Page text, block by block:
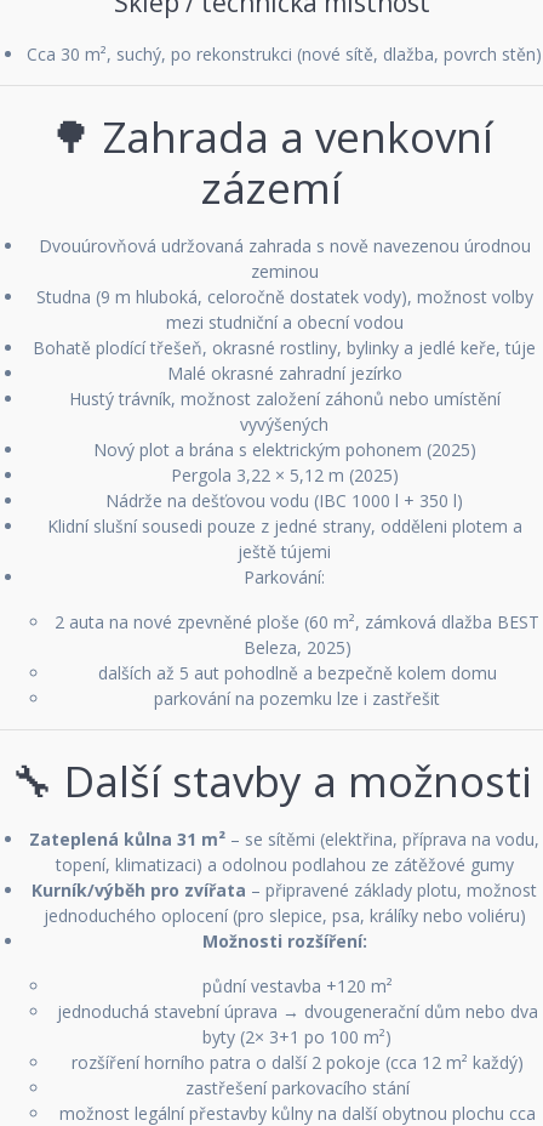
Cca 30 m², suchý, po rekonstrukci (nové sítě, dlažba, povrch stěn)
🌳 Zahrada a venkovní
zázemí
Dvouúrovňová udržovaná zahrada s nově navezenou úrodnou
zeminou
Studna (9 m hluboká, celoročně dostatek vody), možnost volby
mezi studniční a obecní vodou
Bohatě plodící třešeň, okrasné rostliny, bylinky a jedlé keře, túje
Malé okrasné zahradní jezírko
Hustý trávník, možnost založení záhonů nebo umístění
vyvýšených
Nový plot a brána s elektrickým pohonem (2025)
Pergola 3,22 × 5,12 m (2025)
Nádrže na dešťovou vodu (IBC 1000 l + 350 l)
Klidní slušní sousedi pouze z jedné strany, odděleni plotem a
ještě tújemi
Parkování:
2 auta na nové zpevněné ploše (60 m², zámková dlažba BEST
Beleza, 2025)
dalších až 5 aut pohodlně a bezpečně kolem domu
parkování na pozemku lze i zastřešit
🔧 Další stavby a možnosti
Zateplená kůlna 31 m² – se sítěmi (elektřina, příprava na vodu,
topení, klimatizaci) a odolnou podlahou ze zátěžové gumy
Kurník/výběh pro zvířata – připravené základy plotu, možnost
jednoduchého oplocení (pro slepice, psa, králíky nebo voliéru)
Možnosti rozšíření:
půdní vestavba +120 m²
jednoduchá stavební úprava → dvougenerační dům nebo dva
byty (2× 3+1 po 100 m²)
rozšíření horního patra o další 2 pokoje (cca 12 m² každý)
zastřešení parkovacího stání
možnost legální přestavby kůlny na další obytnou plochu cca